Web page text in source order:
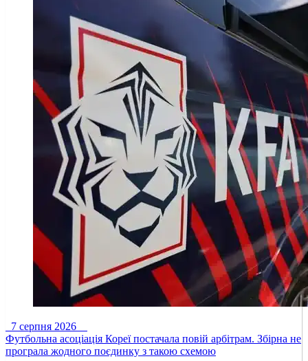
7 серпня 2026
Футбольна асоціація Кореї постачала повій арбітрам. Збірна не
програла жодного поєдинку з такою схемою